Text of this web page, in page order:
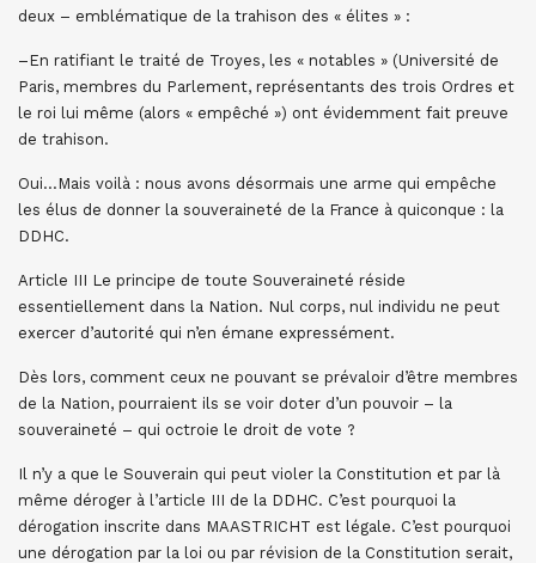
deux – emblématique de la trahison des « élites » :
–En ratifiant le traité de Troyes, les « notables » (Université de
Paris, membres du Parlement, représentants des trois Ordres et
le roi lui même (alors « empêché ») ont évidemment fait preuve
de trahison.
Oui…Mais voilà : nous avons désormais une arme qui empêche
les élus de donner la souveraineté de la France à quiconque : la
DDHC.
Article III Le principe de toute Souveraineté réside
essentiellement dans la Nation. Nul corps, nul individu ne peut
exercer d’autorité qui n’en émane expressément.
Dès lors, comment ceux ne pouvant se prévaloir d’être membres
de la Nation, pourraient ils se voir doter d’un pouvoir – la
souveraineté – qui octroie le droit de vote ?
Il n’y a que le Souverain qui peut violer la Constitution et par là
même déroger à l’article III de la DDHC. C’est pourquoi la
dérogation inscrite dans MAASTRICHT est légale. C’est pourquoi
une dérogation par la loi ou par révision de la Constitution serait,